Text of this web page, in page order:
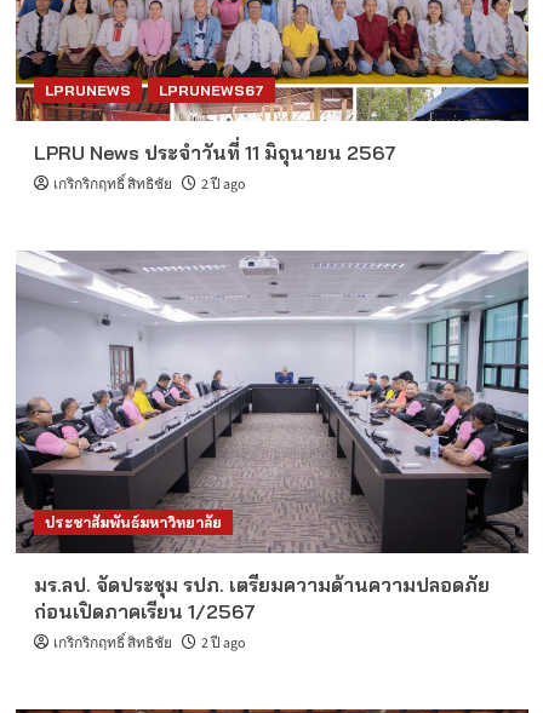
LPRUNEWS LPRUNEWS67
LPRU News ประจำวันที่ 11 มิถุนายน 2567
เกริกริกฤทธิ์ สิทธิชัย 2 ปี ago
ประชาสัมพันธ์มหาวิทยาลัย
มร.ลป. จัดประชุม รปภ. เตรียมความด้านความปลอดภัย
ก่อนเปิดภาคเรียน 1/2567
เกริกริกฤทธิ์ สิทธิชัย 2 ปี ago